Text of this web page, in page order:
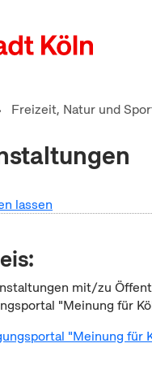
Freizeit, Natur und
lassen
mit/zu
"Meinung für
"Meinung für